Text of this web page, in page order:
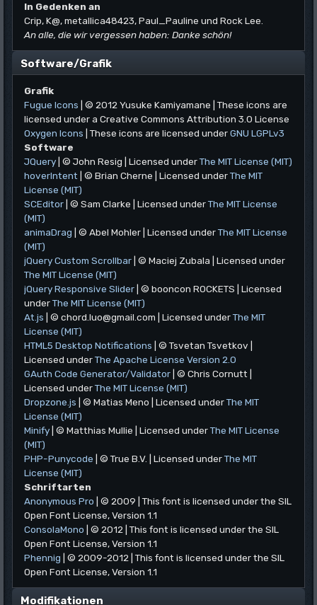
In Gedenken an
Crip, K@, metallica48423, Paul_Pauline und Rock Lee.
An alle, die wir vergessen haben: Danke schön!
Software/Grafik
Grafik
Fugue Icons | © 2012 Yusuke Kamiyamane | These icons are
licensed under a Creative Commons Attribution 3.0 License
Oxygen Icons | These icons are licensed underGNU LGPLv3
Software
JQuery | © John Resig | Licensed underThe MIT License (MIT)
hoverIntent | © Brian Cherne | Licensed underThe MIT
License (MIT)
SCEditor | © Sam Clarke | Licensed underThe MIT License
(MIT)
animaDrag | © Abel Mohler | Licensed underThe MIT License
(MIT)
jQuery Custom Scrollbar | © Maciej Zubala | Licensed under
The MIT License (MIT)
jQuery Responsive Slider | © booncon ROCKETS | Licensed
underThe MIT License (MIT)
At.js | © chord.luo@gmail.com | Licensed underThe MIT
License (MIT)
HTML5 Desktop Notifications | © Tsvetan Tsvetkov |
Licensed underThe Apache License Version 2.0
GAuth Code Generator/Validator | © Chris Cornutt |
Licensed underThe MIT License (MIT)
Dropzone.js | © Matias Meno | Licensed underThe MIT
License (MIT)
Minify | © Matthias Mullie | Licensed underThe MIT License
(MIT)
PHP-Punycode | © True B.V. | Licensed underThe MIT
License (MIT)
Schriftarten
Anonymous Pro | © 2009 | This font is licensed under the SIL
Open Font License, Version 1.1
ConsolaMono | © 2012 | This font is licensed under the SIL
Open Font License, Version 1.1
Phennig | © 2009-2012 | This font is licensed under the SIL
Open Font License, Version 1.1
Modifikationen